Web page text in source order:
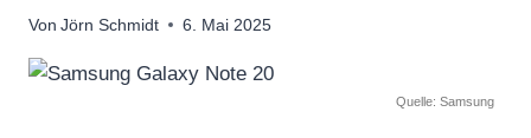
Von Jörn Schmidt 6. Mai 2025
Quelle: Samsung